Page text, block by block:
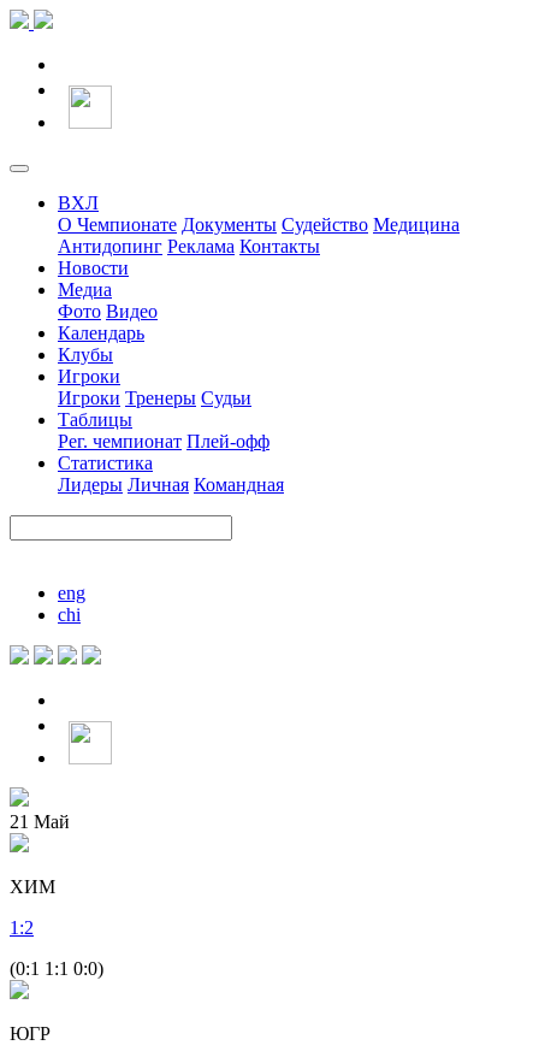
ВХЛ
О Чемпионате Документы Судейство Медицина
Антидопинг Реклама Контакты
Новости
Медиа
Фото Видео
Календарь
Клубы
Игроки
Игроки Тренеры Судьи
Таблицы
Рег. чемпионат Плей-офф
Статистика
Лидеры Личная Командная
eng
chi
21 Май
ХИМ
1 :2
(0:1 1:1 0:0)
ЮГР